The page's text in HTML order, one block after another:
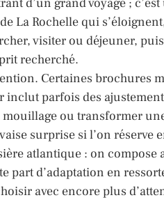
La Rochelle qui
visiter ou déjeuner,
recherché.
Certaines brochures
inclut parfois des
ou transformer
surprise si l’on réserve
atlantique : on compose
part d’adaptation en
avec encore plus